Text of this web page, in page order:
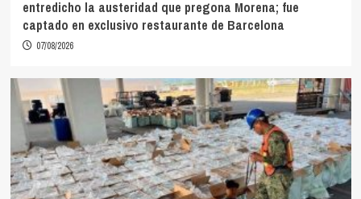
entredicho la austeridad que pregona Morena; fue
captado en exclusivo restaurante de Barcelona
07/08/2026